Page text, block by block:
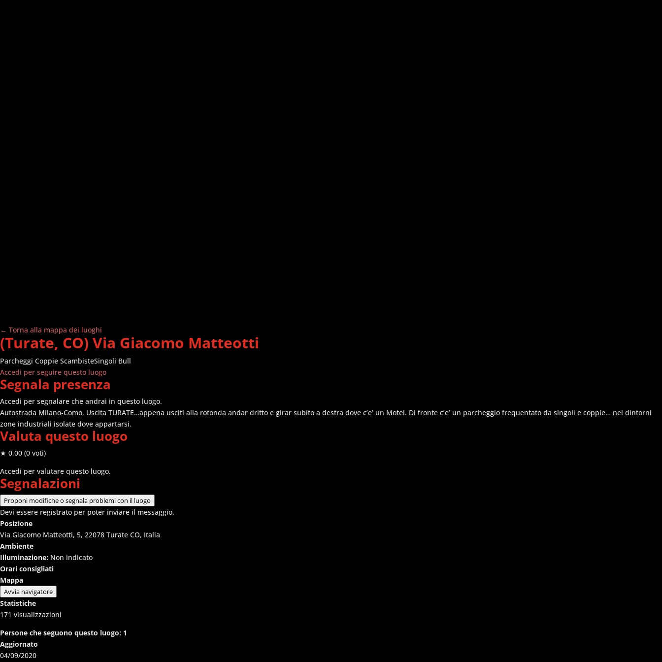
← Torna alla mappa dei luoghi
(Turate, CO) Via Giacomo Matteotti
Parcheggi Coppie ScambisteSingoli Bull
Accedi per seguire questo luogo
Segnala presenza
Accedi per segnalare che andrai in questo luogo.
Autostrada Milano-Como, Uscita TURATE…appena usciti alla rotonda andar dritto e girar subito a destra dove c’e’ un Motel. Di fronte c’e’ un parcheggio frequentato da singoli e coppie… nei dintorni
zone industriali isolate dove appartarsi.
Valuta questo luogo
★ 0,00 (0 voti)
Accedi per valutare questo luogo.
Segnalazioni
Proponi modifiche o segnala problemi con il luogo
Devi essere registrato per poter inviare il messaggio.
Posizione
Via Giacomo Matteotti, 5, 22078 Turate CO, Italia
Ambiente
Illuminazione: Non indicato
Orari consigliati
Mappa
Avvia navigatore
Statistiche
171 visualizzazioni
Persone che seguono questo luogo: 1
Aggiornato
04/09/2020